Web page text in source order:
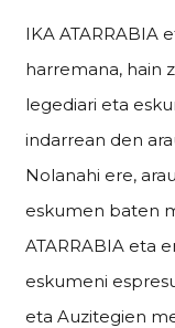
IKA ATARRABIA
harremana, hain
legediari eta
indarrean den
Nolanahi ere,
eskumen baten
ATARRABIA eta
eskumeni
eta Auzitegien